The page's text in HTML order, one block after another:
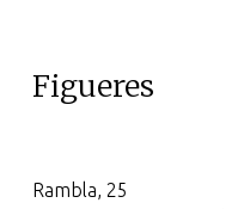
Figueres
Rambla, 25